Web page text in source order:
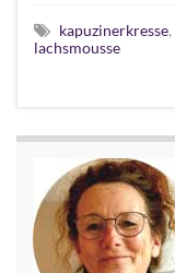
kapuzinerkresse,
lachsmousse